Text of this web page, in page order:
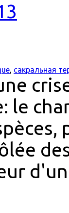
, сакральная
le